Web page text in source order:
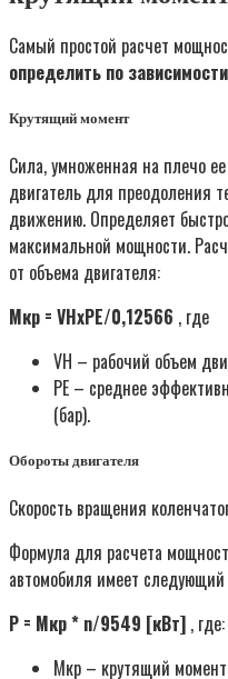
Самый простой расчет
определить по
Крутящий момент
Сила, умноженная на плечо
двигатель для преодоления
движению. Определяет
максимальной мощности.
от объема двигателя:
Мкр = VHхPE/0,12566 , где
VH – рабочий объем
PE – среднее
(бар).
Обороты двигателя
Скорость вращения
Формула для расчета
автомобиля имеет
P = Mкр * n/9549 [кВт] , где:
Mкр – крутящий